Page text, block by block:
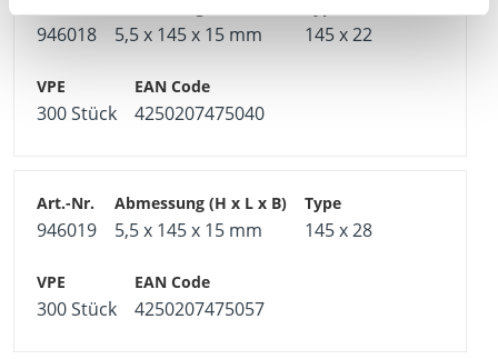
946018 5,5 x 145 x 15 mm 145 x 22
300 Stück 4250207475040
946019 5,5 x 145 x 15 mm 145 x 28
300 Stück 4250207475057